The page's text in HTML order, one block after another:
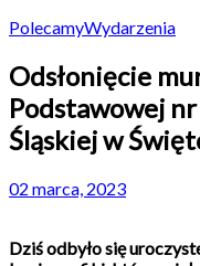
PolecamyWydarzenia
Odsłonięcie
Podstawowej
Śląskiej w
02 marca, 2023
Dziś odbyło się